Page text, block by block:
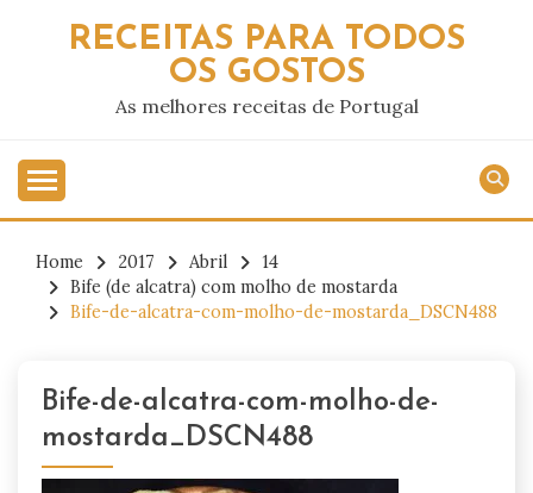
RECEITAS PARA TODOS
OS GOSTOS
As melhores receitas de Portugal
Home 2017 Abril
14
Bife (de alcatra) com molho de mostarda
Bife-de-alcatra-com-molho-de-mostarda_DSCN488
Bife-de-alcatra-com-molho-de-
mostarda_DSCN488